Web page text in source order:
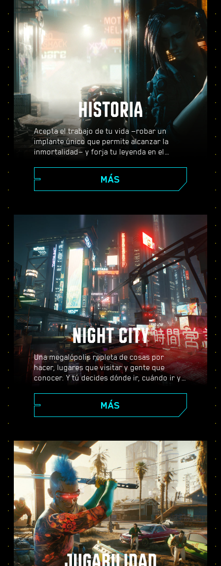
Cyberpunk 2077 puede ofrecer en PS5®
Pro.
HISTORIA
Acepta el trabajo de tu vida —robar un
implante único que permite alcanzar la
inmortalidad— y forja tu leyenda en el
tus decisiones darán forma a la historia y a
las personas que te rodean. Realiza todo
tipo de encargos para prosperar desde
mientras descubres los misterios que
envuelven al valiosísimo implante con el
que todo el mundo quiere hacerse.
MÁS
NIGHT CITY
Una megalópolis repleta de cosas por
hacer, lugares que visitar y gente que
conocer. Y tú decides dónde ir, cuándo ir y
rascacielos del Centro Corporativo hasta la
extensa periferia de las Badlands, Night
City está llena de secretos por descubrir.
MÁS